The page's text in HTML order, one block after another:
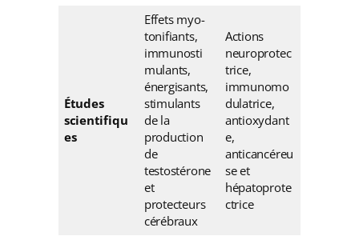
Études
scientifiqu
es
Effets myo-
tonifiants,
immunosti
mulants,
énergisants,
stimulants
de la
production
de
testostérone
et
protecteurs
cérébraux
Actions
neuroprotec
trice,
immunomo
dulatrice,
antioxydant
e,
anticancéreu
se et
hépatoprote
ctrice